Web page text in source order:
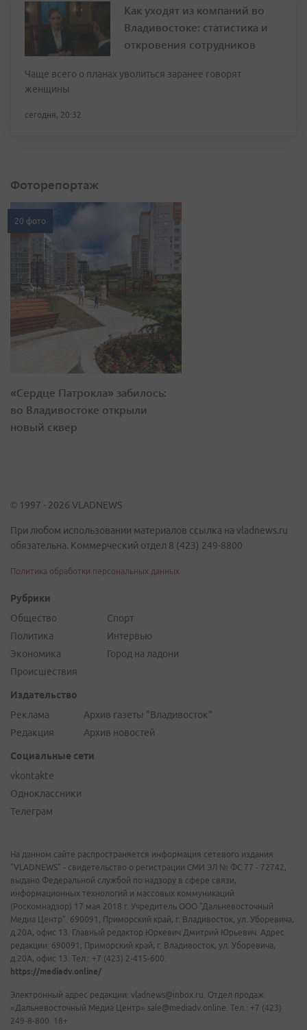
Как уходят из компаний во
Владивостоке: статистика и
откровения сотрудников
Чаще всего о планах уволиться заранее говорят
женщины
сегодня, 20:32
Фоторепортаж
20 фото
«Сердце Патрокла» забилось:
во Владивостоке открыли
новый сквер
© 1997 - 2026 VLADNEWS
При любом использовании материалов ссылка на vladnews.ru
обязательна. Коммерческий отдел 8 (423) 249-8800
Политика обработки персональных данных
Рубрики
Общество
Политика
Экономика
Происшествия
Спорт
Интервью
Город на ладони
Издательство
Реклама
Редакция
Архив газеты "Владивосток"
Архив новостей
Социальные сети
vkontakte
Одноклассники
Телеграм
На данном сайте распространяется информация сетевого издания
"VLADNEWS" - свидетельство о регистрации СМИ ЭЛ № ФС 77 - 72742,
выдано Федеральной службой по надзору в сфере связи,
информационных технологий и массовых коммуникаций
(Роскомнадзор) 17 мая 2018 г. Учредитель ООО "Дальневосточный
Медиа Центр". 690091, Приморский край, г. Владивосток, ул. Уборевича,
д.20А, офис 13. Главный редактор Юркевич Дмитрий Юрьевич. Адрес
редакции: 690091, Приморский край, г. Владивосток, ул. Уборевича,
д.20А, офис 13. Тел.: +7 (423) 2-415-600.
https://mediadv.online/
Электронный адрес редакции: vladnews@inbox.ru. Отдел продаж
«Дальневосточный Медиа Центр» sale@mediadv.online. Тел.: +7 (423)
249-8-800. 18+